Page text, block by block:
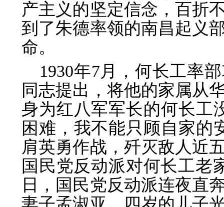
产主义的坚定信念，百折
到了朱德率领的南昌起义
命。
1930年7月，何长工率
同志提出，将他的家属从
身为红八军军长的何长工
困难，我不能只顾自家的
肩英勇作战，歼灭敌人近
国民党反动派对何长工老
日，国民党反动派连夜直